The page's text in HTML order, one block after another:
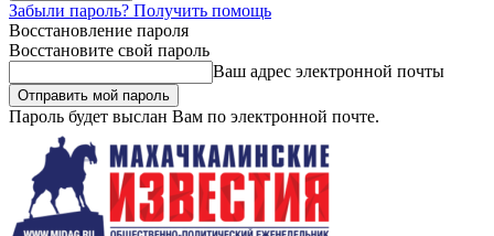
Забыли пароль? Получить помощь
Восстановление пароля
Восстановите свой пароль
Ваш адрес электронной почты
Пароль будет выслан Вам по электронной почте.